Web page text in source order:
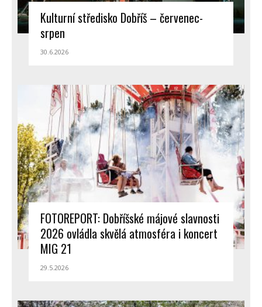
Kulturní středisko Dobříš – červenec-
srpen
30.6.2026
FOTOREPORT: Dobříšské májové slavnosti
2026 ovládla skvělá atmosféra i koncert
MIG 21
29.5.2026